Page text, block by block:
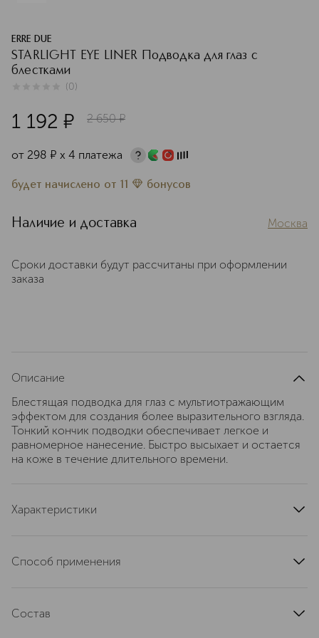
ERRE DUE
STARLIGHT EYE LINER Подводка для глаз с
блестками
(0)
1 192 ¤ 2 650 ¤
от 298 ¤ х 4 платежа
будет начислено от 11 бонусов
Наличие и доставка Москва
Сроки доставки будут рассчитаны при оформлении
заказа
Описание
Блестящая подводка для глаз с мультиотражающим
эффектом для создания более выразительного взгляда.
Тонкий кончик подводки обеспечивает легкое и
равномерное нанесение. Быстро высыхает и остается
на коже в течение длительного времени.
Характеристики
область применения
Способ применения
добавить макияжу глаз мерцания и праздничного
Состав